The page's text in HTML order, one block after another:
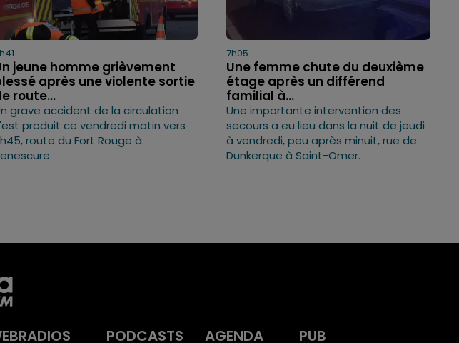
jeune homme grièvement
après une violente sortie
route...
grave accident de la circulation
produit ce vendredi matin vers
route du Fort Rouge à
7h05
Une femme chute du deuxième
étage après un différend
familial à...
Une importante intervention des
secours a eu lieu dans la nuit de jeudi
à vendredi, peu après minuit, rue de
Dunkerque à Saint-Omer.
PODCASTS AGENDA PUB